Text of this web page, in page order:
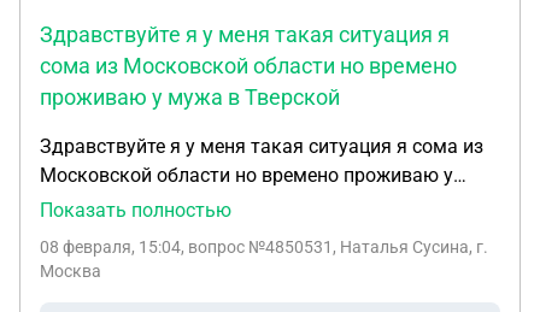
Здравствуйте я у меня такая ситуация я
сома из Московской области но времено
проживаю у мужа в Тверской
Здравствуйте я у меня такая ситуация я сома из
Московской области но времено проживаю у
мужа в Тверской области есть пять дней трое
на недавно радился ещё один ребенок я бы хотела
Показать полностью
08 февраля, 15:04, вопрос №4850531, Наталья Сусина, г.
Москва